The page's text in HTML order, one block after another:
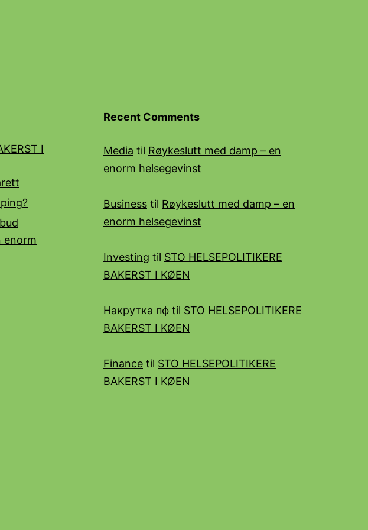
I
enorm
Recent Comments
Media til Røykeslutt med damp – en
enorm helsegevinst
Business til Røykeslutt med damp – en
enorm helsegevinst
Investing til STO HELSEPOLITIKERE
BAKERST I KØEN
Накрутка пф til STO HELSEPOLITIKERE
BAKERST I KØEN
Finance til STO HELSEPOLITIKERE
BAKERST I KØEN